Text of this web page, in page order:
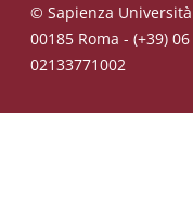
© Sapienza
00185 Roma - (+39)
02133771002